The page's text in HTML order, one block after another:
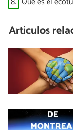
Artículos